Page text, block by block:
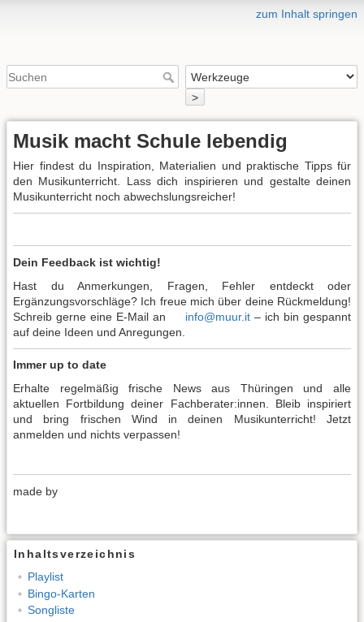
zum Inhalt springen
>
Musik macht Schule lebendig
Hier findest du Inspiration, Materialien und praktische Tipps für
den Musikunterricht. Lass dich inspirieren und gestalte deinen
Musikunterricht noch abwechslungsreicher!
Dein Feedback ist wichtig!
Hast du Anmerkungen, Fragen, Fehler entdeckt oder
Ergänzungsvorschläge? Ich freue mich über deine Rückmeldung!
Schreib gerne eine E-Mail an
info@muur.it – ich bin gespannt
auf deine Ideen und Anregungen.
Immer up to date
Erhalte regelmäßig frische News aus Thüringen und alle
aktuellen Fortbildung deiner Fachberater:innen. Bleib inspiriert
und bring frischen Wind in deinen Musikunterricht! Jetzt
anmelden und nichts verpassen!
made by
Inhaltsverzeichnis
Playlist
Bingo-Karten
Songliste